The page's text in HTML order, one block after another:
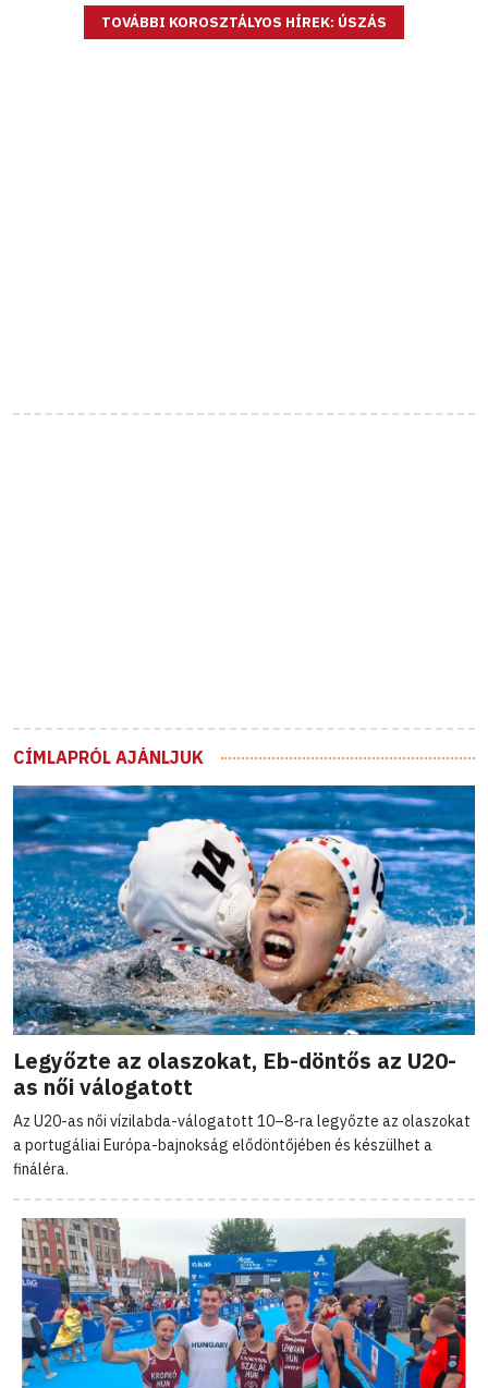
TOVÁBBI KOROSZTÁLYOS HÍREK: ÚSZÁS
CÍMLAPRÓL AJÁNLJUK
Legyőzte az olaszokat, Eb-döntős az U20-
as női válogatott
Az U20-as női vízilabda-válogatott 10–8-ra legyőzte az olaszokat
a portugáliai Európa-bajnokság elődöntőjében és készülhet a
fináléra.